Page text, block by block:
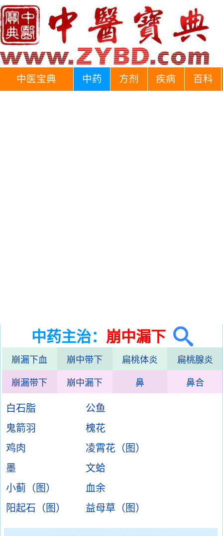
中医宝典 中药 方剂 疾病 百科
中药主治： 崩中漏下
崩漏下血 崩中带下 扁桃体炎 扁桃腺炎
崩漏带下 崩中漏下 鼻 鼻合
白石脂
公鱼
鬼箭羽
槐花
鸡肉
凌霄花（图）
墨
文蛤
小蓟（图）
血余
阳起石（图）
益母草（图）